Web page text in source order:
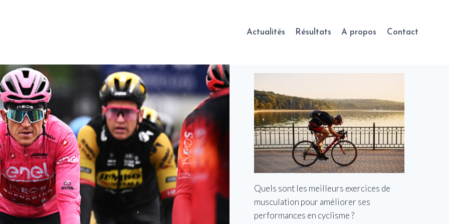
Actualités Résultats A propos Contact
Quels sont les meilleurs exercices de
musculation pour améliorer ses
performances en cyclisme ?